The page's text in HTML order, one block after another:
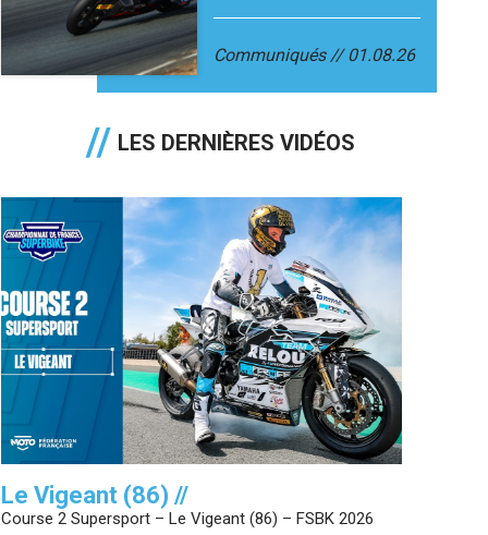
Communiqués 01.08.26
LES DERNIÈRES VIDÉOS
Le Vigeant (86) //
Course 2 Supersport – Le Vigeant (86) – FSBK 2026